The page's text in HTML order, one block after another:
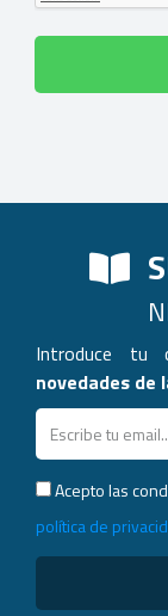
Introduce tu
novedades de
Acepto las
política de